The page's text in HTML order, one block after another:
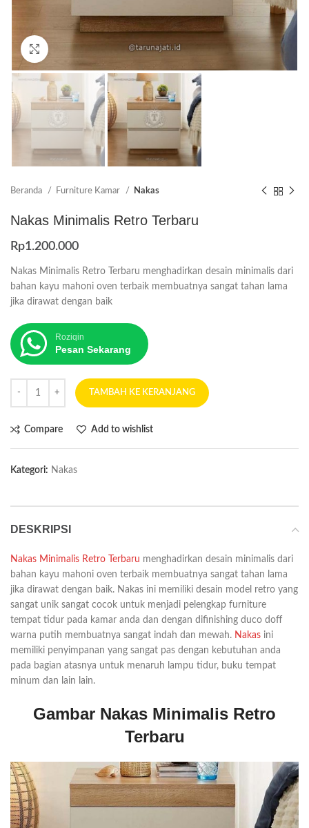
Beranda Furniture Kamar Nakas
Nakas Minimalis Retro Terbaru
Rp1.200.000
Nakas Minimalis Retro Terbaru menghadirkan desain minimalis dari
bahan kayu mahoni oven terbaik membuatnya sangat tahan lama
jika dirawat dengan baik
Roziqin
Pesan Sekarang
TAMBAH KE KERANJANG
Compare Add to wishlist
Kategori: Nakas
DESKRIPSI
Nakas Minimalis Retro Terbaru menghadirkan desain minimalis dari
bahan kayu mahoni oven terbaik membuatnya sangat tahan lama
jika dirawat dengan baik. Nakas ini memiliki desain model retro yang
sangat unik sangat cocok untuk menjadi pelengkap furniture
tempat tidur pada kamar anda dan dengan difinishing duco doff
warna putih membuatnya sangat indah dan mewah. Nakas ini
memiliki penyimpanan yang sangat pas dengan kebutuhan anda
pada bagian atasnya untuk menaruh lampu tidur, buku tempat
minum dan lain lain.
Gambar Nakas Minimalis Retro
Terbaru